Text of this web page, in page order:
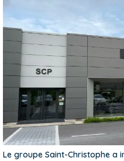
Le groupe Saint-Christophe a